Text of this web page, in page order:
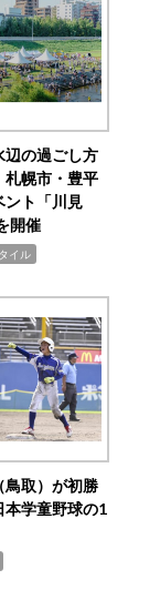
辺の過ごし方
幌市・豊平
ント「川見
開催
イル
鳥取）が初勝
学童野球の1